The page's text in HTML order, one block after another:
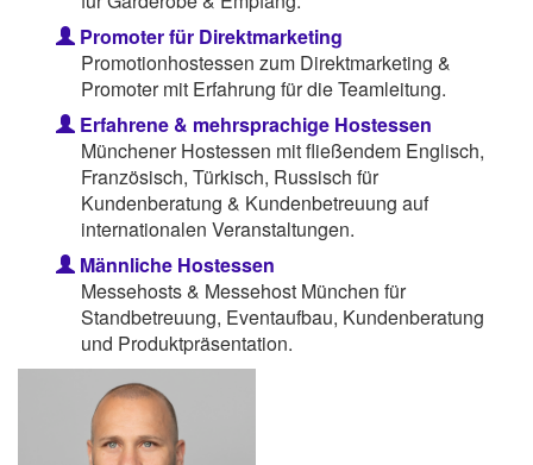
Promoter für Direktmarketing
Promotionhostessen zum Direktmarketing &
Promoter mit Erfahrung für die Teamleitung.
Erfahrene & mehrsprachige Hostessen
Münchener Hostessen mit fließendem Englisch,
Französisch, Türkisch, Russisch für
Kundenberatung & Kundenbetreuung auf
internationalen Veranstaltungen.
Männliche Hostessen
Messehosts & Messehost München für
Standbetreuung, Eventaufbau, Kundenberatung
und Produktpräsentation.